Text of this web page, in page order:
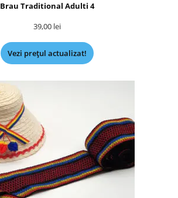
Brau Traditional Adulti 4
39,00 lei
Vezi prețul actualizat!